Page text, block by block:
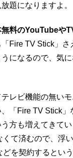
題になりますよ。
無料のYouTubeや
Fire TV Stick」さ
になるので、気
レビ機能の無い
、「Fire TV Stick」
方も増えてきて
て済むので、浮
どを契約するとい